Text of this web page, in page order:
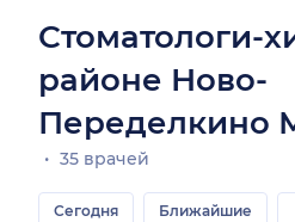
Стоматологи-
районе Ново-
Переделкино
35 врачей
Сегодня
Ближайшие